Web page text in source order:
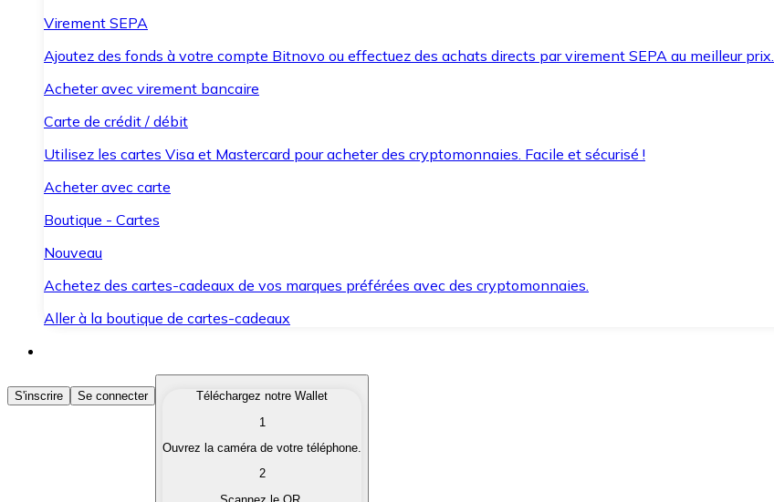
Virement SEPA
Ajoutez des fonds à votre compte Bitnovo ou effectuez des achats directs par virement SEPA au meilleur prix.
Acheter avec virement bancaire
Carte de crédit / débit
Utilisez les cartes Visa et Mastercard pour acheter des cryptomonnaies. Facile et sécurisé !
Acheter avec carte
Boutique - Cartes
Nouveau
Achetez des cartes-cadeaux de vos marques préférées avec des cryptomonnaies.
Aller à la boutique de cartes-cadeaux
Acheter des Cryptomonnaies
Achetez les cryptomonnaies qui vous intéressent rapidement et en toute sécurité.
Convertissez vos cryptomonnaies en monnaie fiduciaire lorsque vous en avez besoin.
S'inscrire Se connecter
Téléchargez notre Wallet
1
Ouvrez la caméra de votre téléphone.
2